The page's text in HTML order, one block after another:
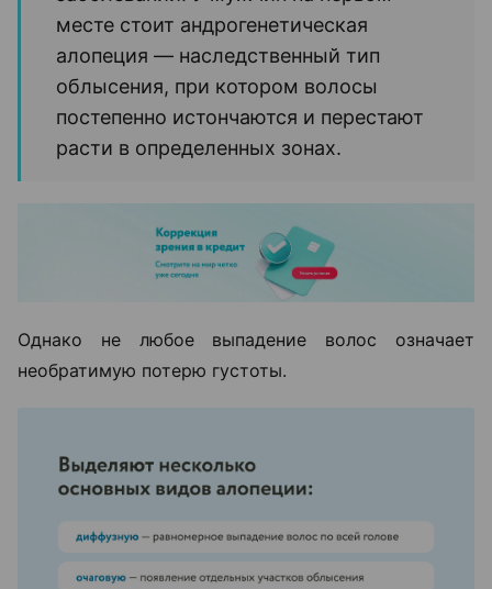
месте стоит андрогенетическая
алопеция — наследственный тип
облысения, при котором волосы
постепенно истончаются и перестают
расти в определенных зонах.
Однако не любое выпадение волос означает
необратимую потерю густоты.